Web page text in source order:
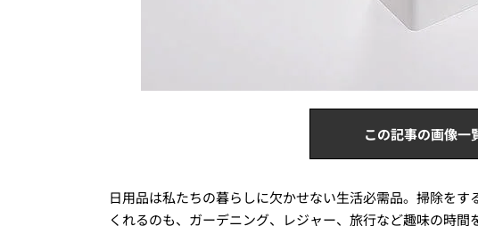
この記事の画像一
日用品は私たちの暮らしに欠かせない生活必需品。掃除を
くれるのも、ガーデニング、レジャー、旅行など趣味の時